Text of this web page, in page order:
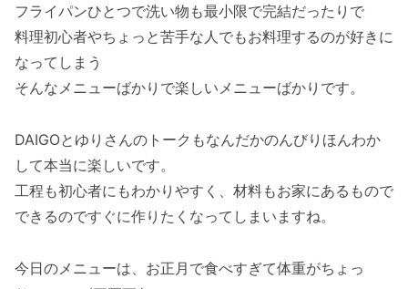
フライパンひとつで洗い物も最小限で完結だったりで
料理初心者やちょっと苦手な人でもお料理するのが好きに
なってしまう
そんなメニューばかりで楽しいメニューばかりです。
DAIGOとゆりさんのトークもなんだかのんびりほんわか
して本当に楽しいです。
工程も初心者にもわかりやすく、材料もお家にあるもので
できるのですぐに作りたくなってしまいますね。
今日のメニューは、お正月で食べすぎて体重がちょっ